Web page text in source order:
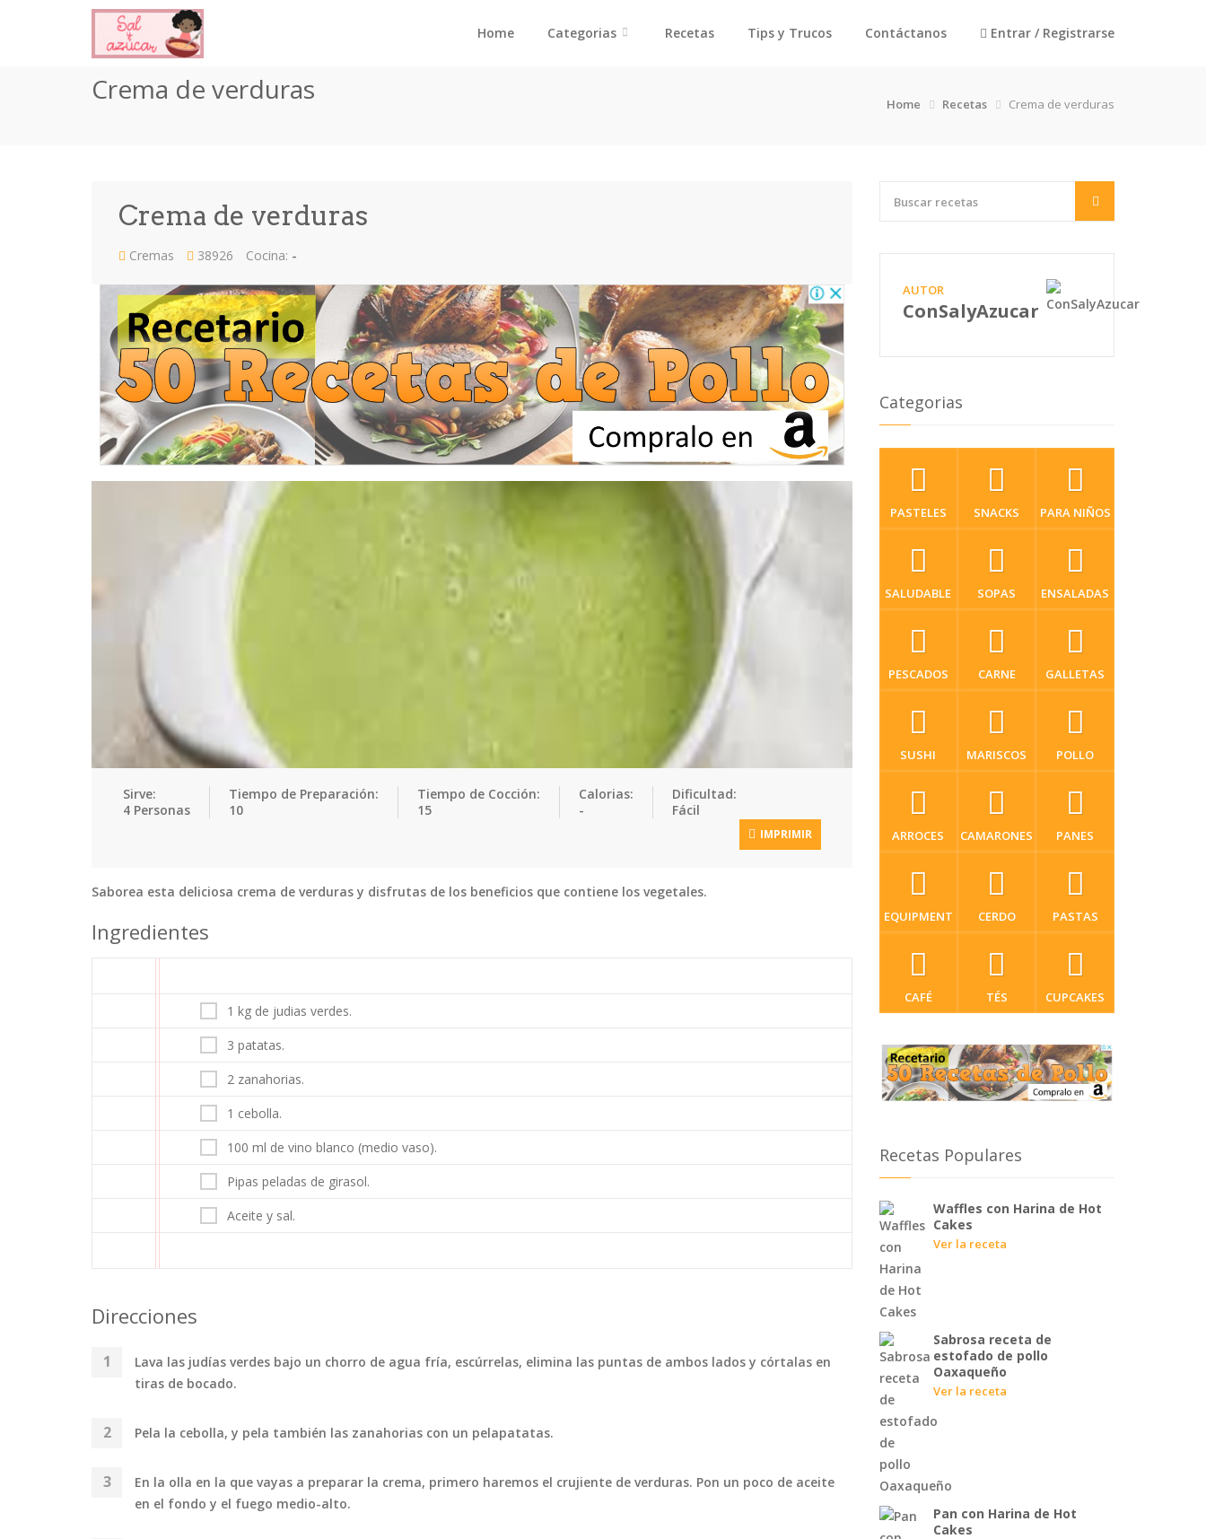
Home Categorias Recetas Tips y Trucos Contáctanos Entrar / Registrarse
Crema de verduras Home Recetas Crema de verduras
Crema de verduras
Cremas 38926 Cocina: -
Sirve:
4 Personas
Tiempo de Preparación:
10
Tiempo de Cocción:
15
Calorias:
-
Dificultad:
Fácil
IMPRIMIR
Saborea esta deliciosa crema de verduras y disfrutas de los beneficios que contiene los vegetales.
Ingredientes
1 kg de judias verdes.
3 patatas.
2 zanahorias.
1 cebolla.
100 ml de vino blanco (medio vaso).
Pipas peladas de girasol.
Aceite y sal.
Direcciones
Lava las judías verdes bajo un chorro de agua fría, escúrrelas, elimina las puntas de ambos lados y córtalas en
tiras de bocado.
Pela la cebolla, y pela también las zanahorias con un pelapatatas.
En la olla en la que vayas a preparar la crema, primero haremos el crujiente de verduras. Pon un poco de aceite
en el fondo y el fuego medio-alto.
AUTOR
ConSalyAzucar
Categorias
PASTELES SNACKS PARA NIÑOS
SALUDABLE SOPAS ENSALADAS
PESCADOS CARNE GALLETAS
SUSHI MARISCOS POLLO
ARROCES CAMARONES PANES
EQUIPMENT CERDO PASTAS
CAFÉ TÉS CUPCAKES
Recetas Populares
Waffles con Harina de Hot
Cakes
Ver la receta
Sabrosa receta de
estofado de pollo
Oaxaqueño
Ver la receta
Pan con Harina de Hot
Cakes